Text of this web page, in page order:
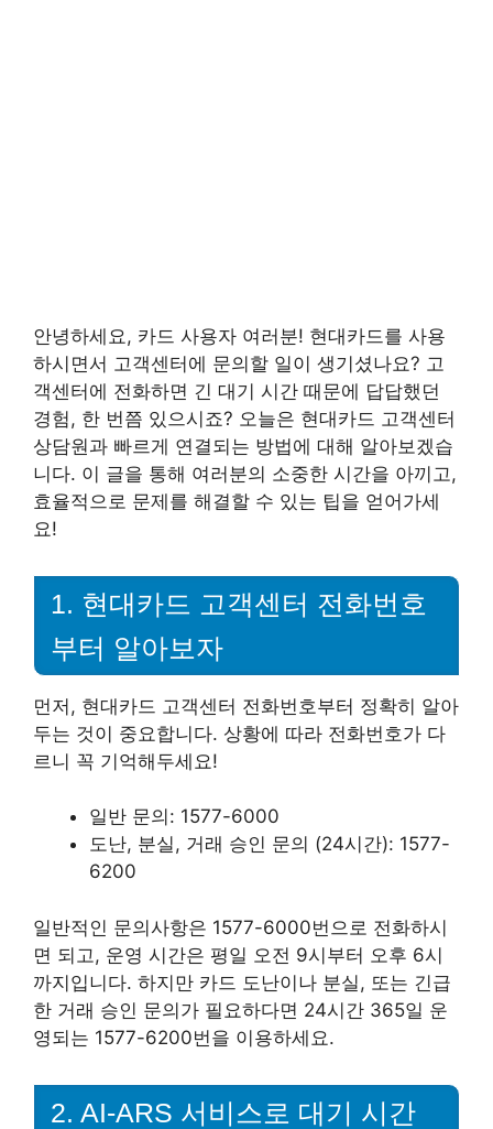
안녕하세요, 카드 사용자 여러분! 현대카드를 사용
하시면서 고객센터에 문의할 일이 생기셨나요? 고
객센터에 전화하면 긴 대기 시간 때문에 답답했던
경험, 한 번쯤 있으시죠? 오늘은 현대카드 고객센터
상담원과 빠르게 연결되는 방법에 대해 알아보겠습
니다. 이 글을 통해 여러분의 소중한 시간을 아끼고,
효율적으로 문제를 해결할 수 있는 팁을 얻어가세
요!
1. 현대카드 고객센터 전화번호
부터 알아보자
먼저, 현대카드 고객센터 전화번호부터 정확히 알아
두는 것이 중요합니다. 상황에 따라 전화번호가 다
르니 꼭 기억해두세요!
일반 문의: 1577-6000
도난, 분실, 거래 승인 문의 (24시간): 1577-
6200
일반적인 문의사항은 1577-6000번으로 전화하시
면 되고, 운영 시간은 평일 오전 9시부터 오후 6시
까지입니다. 하지만 카드 도난이나 분실, 또는 긴급
한 거래 승인 문의가 필요하다면 24시간 365일 운
영되는 1577-6200번을 이용하세요.
2. AI-ARS 서비스로 대기 시간